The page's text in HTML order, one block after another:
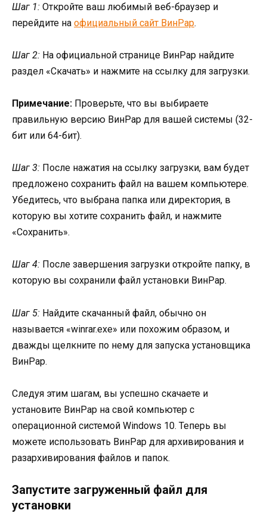
Шаг 1: Откройте ваш любимый веб-браузер и
перейдите на официальный сайт ВинРар.
Шаг 2: На официальной странице ВинРар найдите
раздел «Скачать» и нажмите на ссылку для загрузки.
Примечание: Проверьте, что вы выбираете
правильную версию ВинРар для вашей системы (32-
бит или 64-бит).
Шаг 3: После нажатия на ссылку загрузки, вам будет
предложено сохранить файл на вашем компьютере.
Убедитесь, что выбрана папка или директория, в
которую вы хотите сохранить файл, и нажмите
«Сохранить».
Шаг 4: После завершения загрузки откройте папку, в
которую вы сохранили файл установки ВинРар.
Шаг 5: Найдите скачанный файл, обычно он
называется «winrar.exe» или похожим образом, и
дважды щелкните по нему для запуска установщика
ВинРар.
Следуя этим шагам, вы успешно скачаете и
установите ВинРар на свой компьютер с
операционной системой Windows 10. Теперь вы
можете использовать ВинРар для архивирования и
разархивирования файлов и папок.
Запустите загруженный файл для
установки